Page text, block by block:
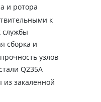
и ротора
к
службы
сборка и
узлов
Q235A
закаленной